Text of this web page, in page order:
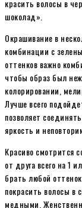
красить волосы в
шоколад».
Окрашивание в
комбинации с
оттенков важно
чтобы образ был
колорировании,
Лучше всего
позволяет
яркость и
Красиво смотрится
от друга всего на 1
брать любой
покрасить волосы в
медными.